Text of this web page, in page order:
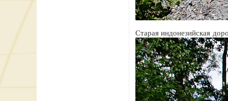
Старая индонезийская